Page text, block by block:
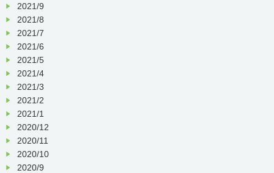
2021/9
2021/8
2021/7
2021/6
2021/5
2021/4
2021/3
2021/2
2021/1
2020/12
2020/11
2020/10
2020/9